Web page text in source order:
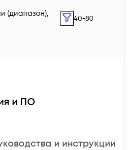
(диапазон),
40-80
и ПО
и инструкции